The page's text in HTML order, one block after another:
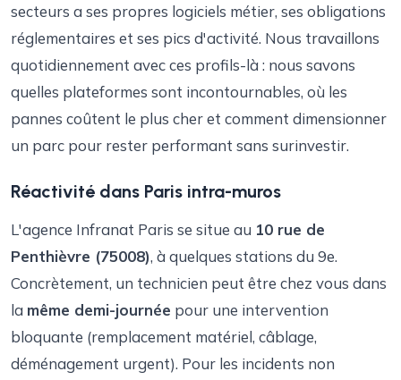
secteurs a ses propres logiciels métier, ses obligations
réglementaires et ses pics d'activité. Nous travaillons
quotidiennement avec ces profils-là : nous savons
quelles plateformes sont incontournables, où les
pannes coûtent le plus cher et comment dimensionner
un parc pour rester performant sans surinvestir.
Réactivité dans Paris intra-muros
L'agence Infranat Paris se situe au 10 rue de
Penthièvre (75008), à quelques stations du 9e.
Concrètement, un technicien peut être chez vous dans
la même demi-journée pour une intervention
bloquante (remplacement matériel, câblage,
déménagement urgent). Pour les incidents non